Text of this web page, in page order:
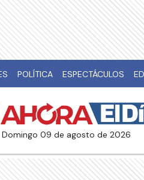
POLÍTICA ESPECTÁCULOS
domingo 09 de agosto de 2026